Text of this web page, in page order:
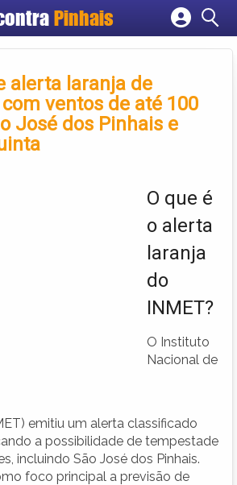
Pinhais
Cadastrar empresa
Criar conta
alerta laranja de
ventos de até 100
José dos Pinhais e
O que é
o alerta
laranja
do
INMET?
O Instituto
Nacional de
emitiu um alerta classificado
a possibilidade de tempestade
incluindo São José dos Pinhais.
foco principal a previsão de